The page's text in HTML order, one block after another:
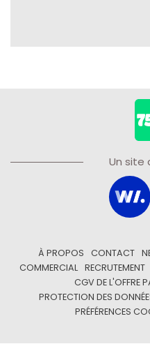
Un site
À PROPOS CONTACT
COMMERCIAL
RECRUTEMENT
CGV DE L'OFFRE
PROTECTION DES
PRÉFÉRENCES